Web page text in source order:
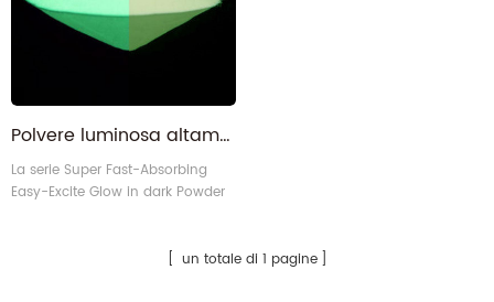
Polvere luminosa altamente eccitabile ad assorbimento rapido per tunnel garage sotterranei sottomarini
La serie Super Fast-Absorbing
Easy-Excite Glow in dark Powder
limitata, come tunnel, miniere,un totale di 1 pagine